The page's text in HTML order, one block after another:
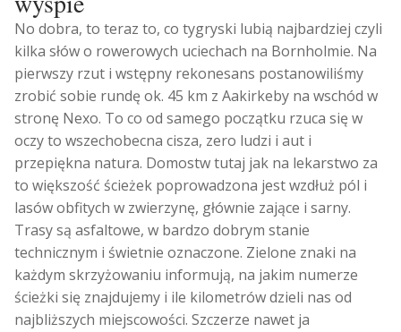
No dobra, to teraz to, co tygryski lubią najbardziej czyli
kilka słów o rowerowych uciechach na Bornholmie. Na
pierwszy rzut i wstępny rekonesans postanowiliśmy
zrobić sobie rundę ok. 45 km z Aakirkeby na wschód w
stronę Nexo. To co od samego początku rzuca się w
oczy to wszechobecna cisza, zero ludzi i aut i
przepiękna natura. Domostw tutaj jak na lekarstwo za
to większość ścieżek poprowadzona jest wzdłuż pól i
lasów obfitych w zwierzynę, głównie zające i sarny.
Trasy są asfaltowe, w bardzo dobrym stanie
technicznym i świetnie oznaczone. Zielone znaki na
każdym skrzyżowaniu informują, na jakim numerze
ścieżki się znajdujemy i ile kilometrów dzieli nas od
najbliższych miejscowości. Szczerze nawet ja